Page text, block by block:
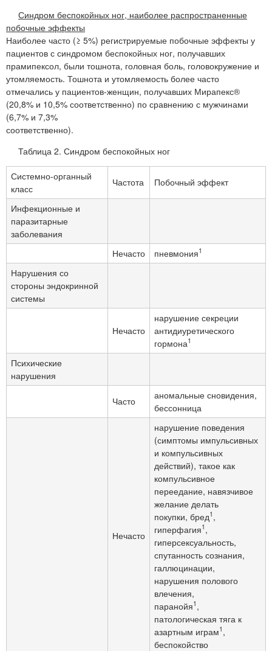
Синдром беспокойных ног, наиболее распространенные
побочные эффекты
Наиболее часто (≥ 5%) регистрируемые побочные эффекты у
пациентов с синдромом беспокойных ног, получавших
прамипексол, были тошнота, головная боль, головокружение и
утомляемость. Тошнота и утомляемость более часто
отмечались у пациентов-женщин, получавших Мирапекс®
(20,8% и 10,5% соответственно) по сравнению с мужчинами
(6,7% и 7,3%
соответственно).
Таблица 2. Синдром беспокойных ног
Системно-органный
класс
Частота Побочный эффект
Инфекционные и
паразитарные
заболевания
Нечасто
пневмония1
Нарушения со
стороны эндокринной
системы
Нечасто
нарушение секреции
антидиуретического
гормона1
Психические
нарушения
Часто
аномальные сновидения,
бессонница
Нечасто
нарушение поведения
(симптомы импульсивных
и компульсивных
действий), такое как
компульсивное
переедание, навязчивое
желание делать
покупки, бред1 ,
гиперфагия1 ,
гиперсексуальность,
спутанность сознания,
галлюцинации,
нарушения полового
влечения,
паранойя1 ,
патологическая тяга к
азартным играм1 ,
беспокойство